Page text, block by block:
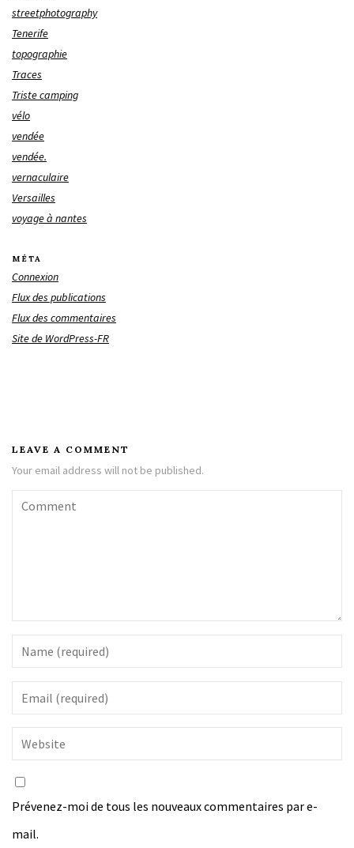
streetphotography
Tenerife
topographie
Traces
Triste camping
vélo
vendée
vendée.
vernaculaire
Versailles
voyage à nantes
MÉTA
Connexion
Flux des publications
Flux des commentaires
Site de WordPress-FR
LEAVE A COMMENT
Your email address will not be published.
Prévenez-moi de tous les nouveaux commentaires par e-
mail.